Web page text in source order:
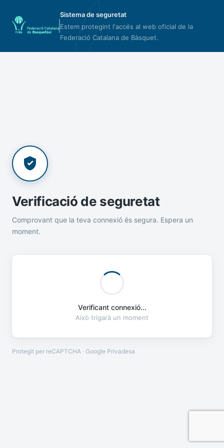
Sistema de seguretat
Estem protegint l'accés al web oficial de la
Federació Catalana de Bàsquet.
Verificació de seguretat
Comprovant que la teva connexió és segura. Espera un
moment.
Verificant connexió...
Això trigarà un moment
Protegit per reCAPTCHA · Google Privadesa